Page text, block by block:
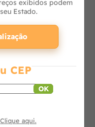
exibidos podem
Estado.
CEP
OK
Clique aqui.